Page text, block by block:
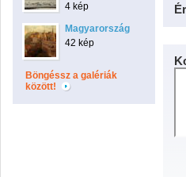
4 kép
Magyarország
42 kép
Böngéssz a galériák
között!